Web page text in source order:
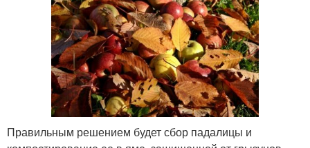
Правильным решением будет сбор падалицы и